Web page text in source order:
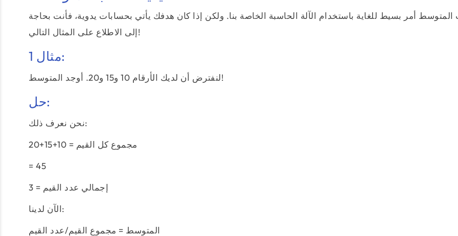
أمر بسيط للغاية باستخدام الآلة الحاسبة الخاصة بنا. ولكن إذا كان هدفك يأتي بحسابات يدوية، فأنت بحاجة
إلى الاطلاع على المثال التالي!
مثال 1:
لنفترض أن لديك الأرقام 10 و15 و20. أوجد المتوسط!
حل:
نحن نعرف ذلك:
مجموع كل القيم = 10+15+20
= 45
إجمالي عدد القيم = 3
الآن لدينا:
المتوسط = مجموع القيم/عدد القيم